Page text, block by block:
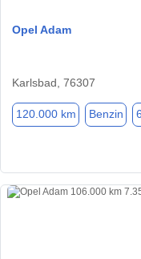
Opel Adam
Karlsbad, 76307
120.000 km Benzin